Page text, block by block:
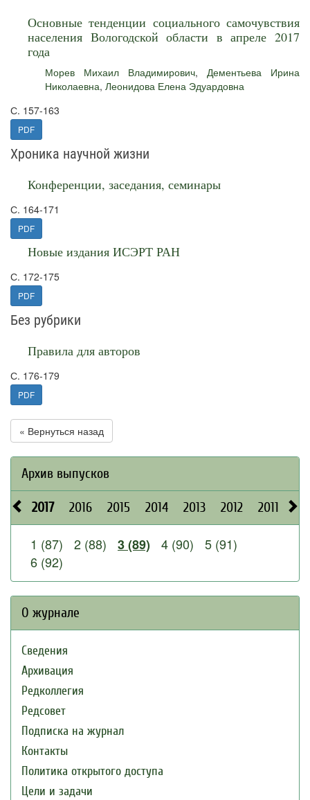
Основные тенденции социального самочувствия
населения Вологодской области в апреле 2017
года
Морев Михаил Владимирович, Дементьева Ирина
Николаевна, Леонидова Елена Эдуардовна
С. 157-163
PDF
Хроника научной жизни
Конференции, заседания, семинары
С. 164-171
PDF
Новые издания ИСЭРТ РАН
С. 172-175
PDF
Без рубрики
Правила для авторов
С. 176-179
PDF
« Вернуться назад
Архив выпусков
2017 2016 2015 2014 2013 2012 2011
1 (87) 2 (88) 3 (89) 4 (90)
5 (91)
6 (92)
О журнале
Сведения
Архивация
Редколлегия
Редсовет
Подписка на журнал
Контакты
Политика открытого доступа
Цели и задачи